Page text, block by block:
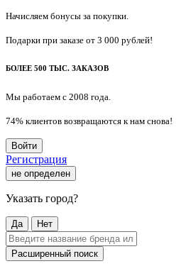
Начисляем бонусы за покупки.
Подарки при заказе от 3 000 рублей!
БОЛЕЕ 500 ТЫС. ЗАКАЗОВ
Мы работаем с 2008 года.
74% клиентов возвращаются к нам снова!
Войти
Регистрация
не определен
Указать город?
Да Нет
Расширенный поиск